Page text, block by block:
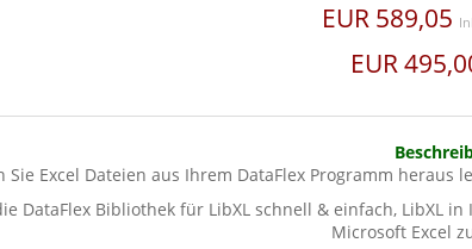
EUR 589,05
EUR
Sie Excel Dateien aus Ihrem DataFlex Programm
DataFlex Bibliothek für LibXL schnell & einfach, LibXL
Microsoft Excel